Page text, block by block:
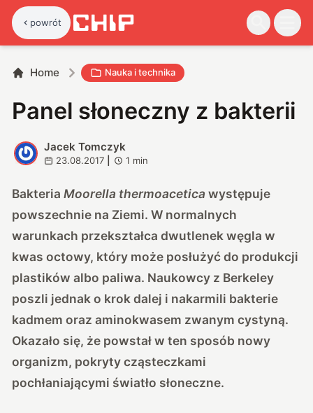
powrót
Home Nauka i technika
Panel słoneczny z bakterii
J
Jacek Tomczyk
23.08.2017 1 min
BakteriaMoorella thermoacetica występuje
powszechnie na Ziemi. W normalnych
warunkach przekształca dwutlenek węgla w
kwas octowy, który może posłużyć do produkcji
plastików albo paliwa. Naukowcy z Berkeley
poszli jednak o krok dalej i nakarmili bakterie
kadmem oraz aminokwasem zwanym cystyną.
Okazało się, że powstał w ten sposób nowy
organizm, pokryty cząsteczkami
pochłaniającymi światło słoneczne.